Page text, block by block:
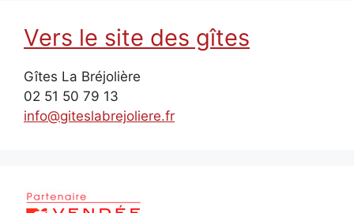
Vers le site des gîtes
Gîtes La Bréjolière
02 51 50 79 13
info@giteslabrejoliere.fr